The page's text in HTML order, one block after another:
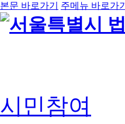
본문 바로가기 주메뉴 바로가기
시민참여